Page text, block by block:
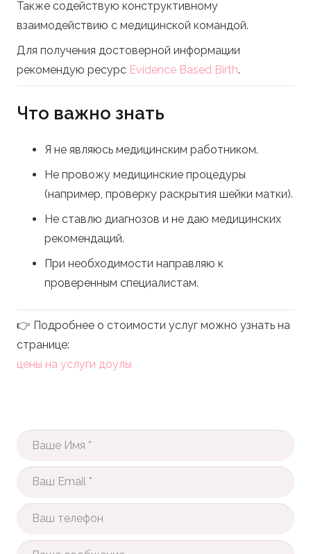
Также содействую конструктивному
взаимодействию с медицинской командой.
Для получения достоверной информации
рекомендую ресурс Evidence Based Birth.
Что важно знать
Я не являюсь медицинским работником.
Не провожу медицинские процедуры
(например, проверку раскрытия шейки матки).
Не ставлю диагнозов и не даю медицинских
рекомендаций.
При необходимости направляю к
проверенным специалистам.
👉 Подробнее о стоимости услуг можно узнать на
странице:
цены на услуги доулы